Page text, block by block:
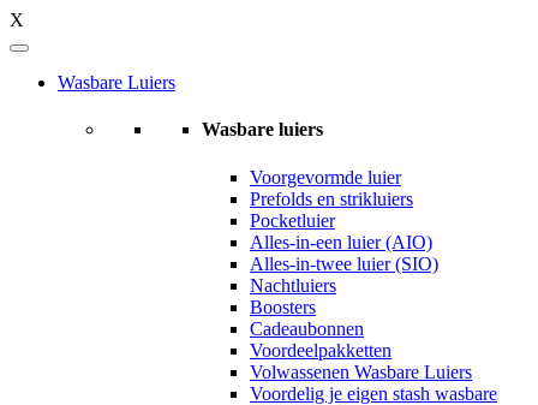
X
Wasbare Luiers
Wasbare luiers
Voorgevormde luier
Prefolds en strikluiers
Pocketluier
Alles-in-een luier (AIO)
Alles-in-twee luier (SIO)
Nachtluiers
Boosters
Cadeaubonnen
Voordeelpakketten
Volwassenen Wasbare Luiers
Voordelig je eigen stash wasbare